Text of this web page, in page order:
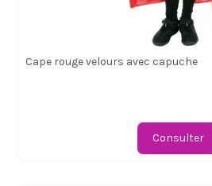
Cape rouge velours avec capuche
Consulter